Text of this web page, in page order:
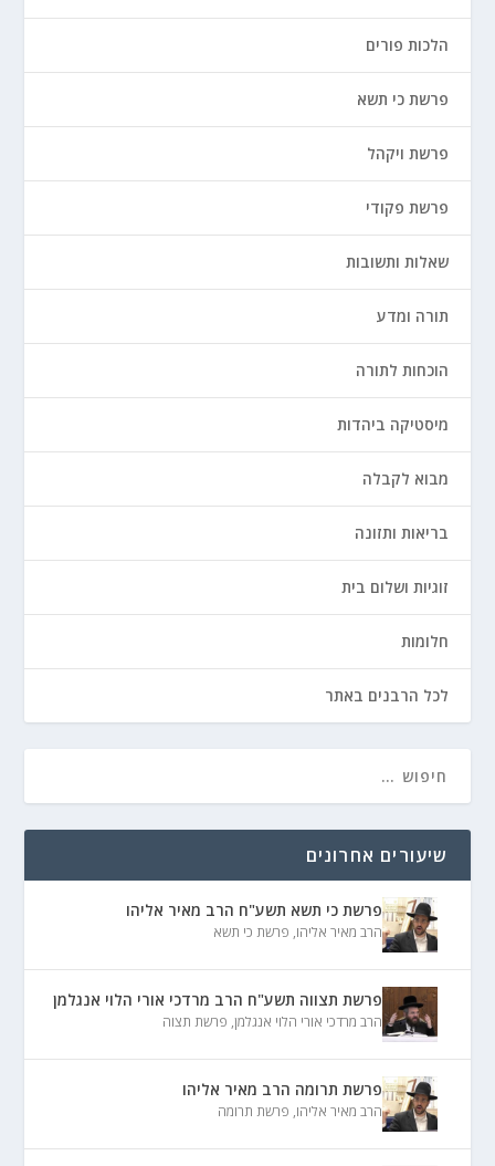
הלכות פורים
פרשת כי תשא
פרשת ויקהל
פרשת פקודי
שאלות ותשובות
תורה ומדע
הוכחות לתורה
מיסטיקה ביהדות
מבוא לקבלה
בריאות ותזונה
זוגיות ושלום בית
חלומות
לכל הרבנים באתר
שיעורים אחרונים
פרשת כי תשא תשע"ח הרב מאיר אליהו
הרב מאיר אליהו, פרשת כי תשא
פרשת תצווה תשע"ח הרב מרדכי אורי הלוי אנגלמן
הרב מרדכי אורי הלוי אנגלמן, פרשת תצוה
פרשת תרומה הרב מאיר אליהו
הרב מאיר אליהו, פרשת תרומה